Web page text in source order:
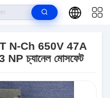
N-Ch 650V 47A
চ্যানেল মোসফেট